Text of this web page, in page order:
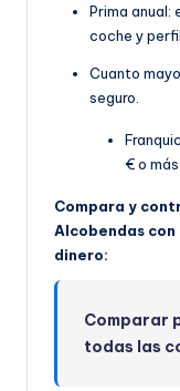
Prima anual:
coche y
Cuanto
seguro.
€ o más.
Compara y
Alcobendas
dinero:
Comparar
todas las